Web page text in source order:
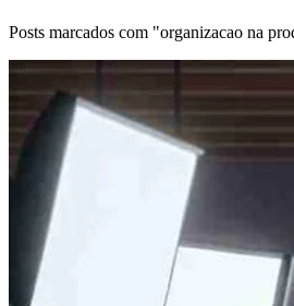
Posts marcados com "organizacao na